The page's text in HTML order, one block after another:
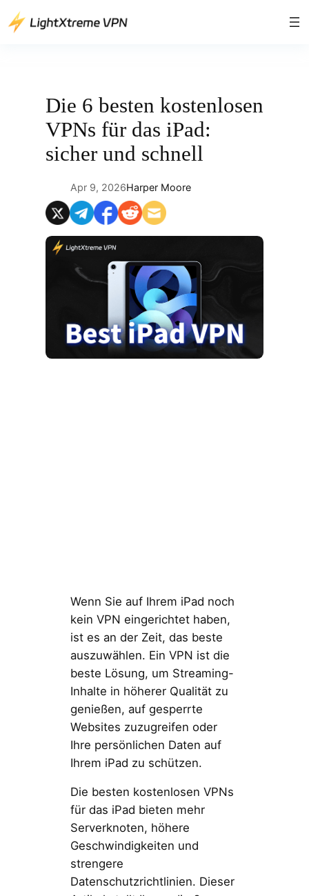
Direkt
zum
Die 6 besten kostenlosen
VPNs für das iPad:
sicher und schnell
Apr 9, 2026Harper Moore
Wenn Sie auf Ihrem iPad noch
kein VPN eingerichtet haben,
ist es an der Zeit, das beste
auszuwählen. Ein VPN ist die
beste Lösung, um Streaming-
Inhalte in höherer Qualität zu
genießen, auf gesperrte
Websites zuzugreifen oder
Ihre persönlichen Daten auf
Ihrem iPad zu schützen.
Die besten kostenlosen VPNs
für das iPad bieten mehr
Serverknoten, höhere
Geschwindigkeiten und
strengere
Datenschutzrichtlinien. Dieser